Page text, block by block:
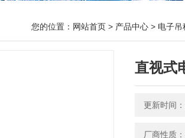
您的位置： 网站首页 > 产品中心 > 电子吊
直视式
更新时间
厂商性质